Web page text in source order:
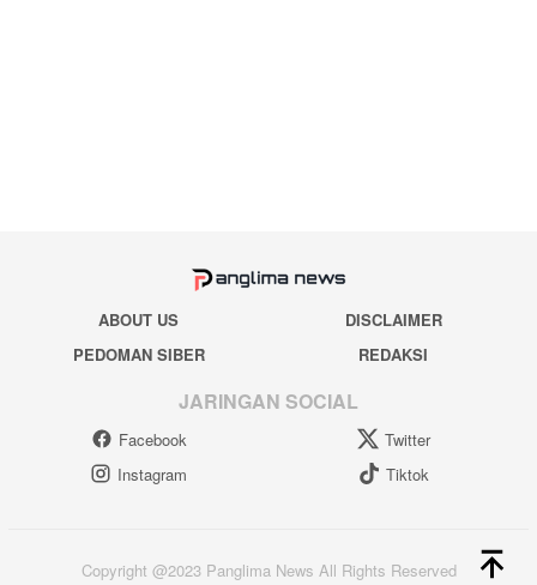
ABOUT US
DISCLAIMER
PEDOMAN SIBER
REDAKSI
JARINGAN SOCIAL
Facebook
Twitter
Instagram
Tiktok
Copyright @2023 Panglima News All Rights Reserved